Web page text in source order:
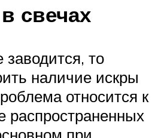
свечах
то
наличие искры
относится к
распространенных